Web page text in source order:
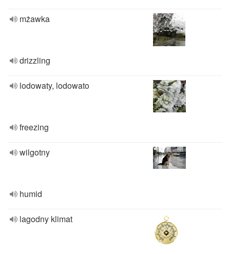
mżawka
drizzling
lodowaty, lodowato
freezing
wilgotny
humid
lagodny klimat